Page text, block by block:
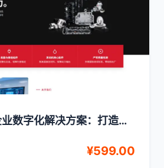
数字化解决方案：打造高
¥599.00